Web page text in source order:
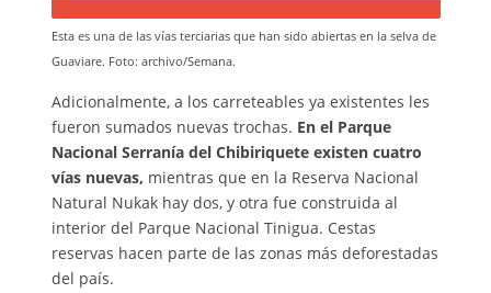
Esta es una de las vías terciarias que han sido abiertas en la selva de
Guaviare. Foto: archivo/Semana.
Adicionalmente, a los carreteables ya existentes les
fueron sumados nuevas trochas. En el Parque
Nacional Serranía del Chibiriquete existen cuatro
vías nuevas, mientras que en la Reserva Nacional
Natural Nukak hay dos, y otra fue construida al
interior del Parque Nacional Tinigua. Cestas
reservas hacen parte de las zonas más deforestadas
del país.